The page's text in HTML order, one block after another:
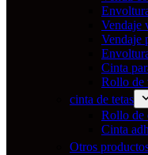
Vendaje
Vendaje
Cinta
Rollo de
cinta de tetas
Rollo de
Cinta
Otros